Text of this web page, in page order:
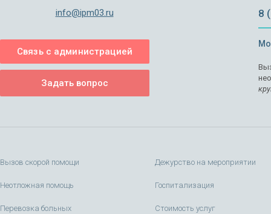
info@ipm03.ru
Связь с администрацией
Задать вопрос
8
Вызов скорой помощи
Неотложная помощь
Перевозка больных
Дежурство на мероприятии
Госпитализация
Стоимость услуг